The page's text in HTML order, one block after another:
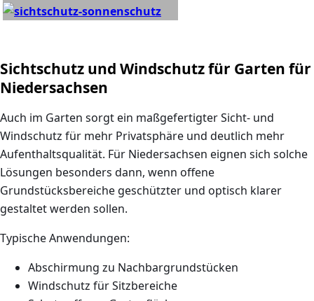
Sichtschutz und Windschutz für Garten für
Niedersachsen
Auch im Garten sorgt ein maßgefertigter Sicht- und
Windschutz für mehr Privatsphäre und deutlich mehr
Aufenthaltsqualität. Für Niedersachsen eignen sich solche
Lösungen besonders dann, wenn offene
Grundstücksbereiche geschützter und optisch klarer
gestaltet werden sollen.
Typische Anwendungen:
Abschirmung zu Nachbargrundstücken
Windschutz für Sitzbereiche